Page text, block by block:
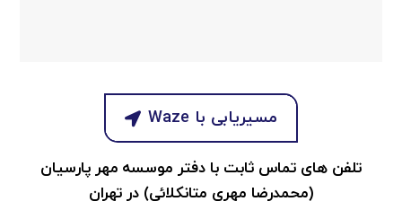
مسیریابی با Waze
تلفن‌ های تماس ثابت با دفتر موسسه مهر پارسیان
(محمدرضا مهری متانکلائی) در تهران